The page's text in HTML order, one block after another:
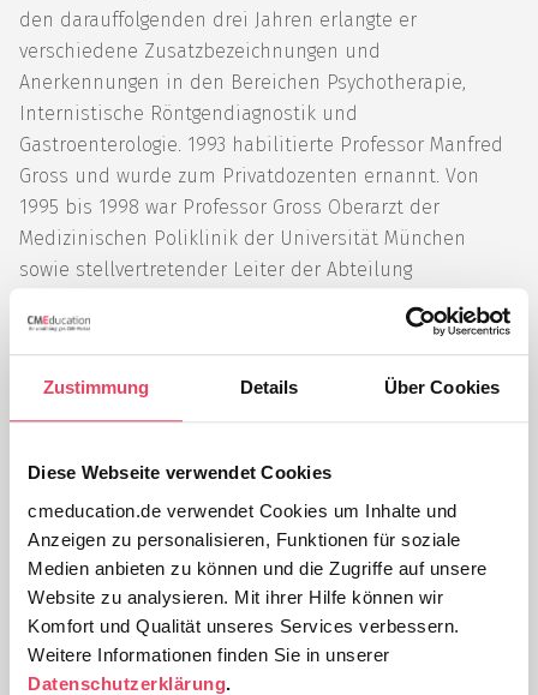
Zustimmung Details Über Cookies
Diese Webseite verwendet Cookies
cmeducation.de verwendet Cookies um Inhalte und
Anzeigen zu personalisieren, Funktionen für soziale
Medien anbieten zu können und die Zugriffe auf unsere
Website zu analysieren. Mit ihrer Hilfe können wir
Komfort und Qualität unseres Services verbessern.
Weitere Informationen finden Sie in unserer
Datenschutzerklärung.
den darauffolgenden drei Jahren erlangte er
verschiedene Zusatzbezeichnungen und
Anerkennungen in den Bereichen Psychotherapie,
Internistische Röntgendiagnostik und
Gastroenterologie. 1993 habilitierte Professor Manfred
Gross und wurde zum Privatdozenten ernannt. Von
1995 bis 1998 war Professor Gross Oberarzt der
Medizinischen Poliklinik der Universität München
sowie stellvertretender Leiter der Abteilung
übernahm. Zur gleichen Zeit war er Leiter der
interdisziplinären gastroenterologischen Ambulanz der
Chirurgischen Klinik und Poliklinik der Universität
München. Von 2001 bis 2017 war Professor Gross
Klinikum München Süd umgewandelt wurde. Neben
seiner klinischen Tätigkeit geht Professor Gross
Lehrtätigkeiten an der Ludwig-Maximilians-Universität
München nach und wurde 1999 zum
außerplanmäßigen Professor ernannt. Professor Gross
veröffentlichte mehr als 100 Originalarbeiten und